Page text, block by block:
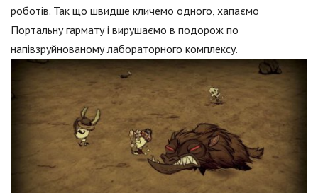
роботів. Так що швидше кличемо одного, хапаємо
Портальну гармату і вирушаємо в подорож по
напівзруйнованому лабораторного комплексу.